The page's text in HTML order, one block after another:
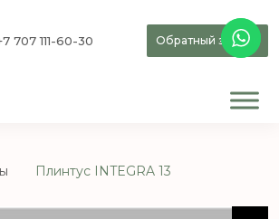
707 111-60-30 Обратный звонок
Плинтус INTEGRA 13